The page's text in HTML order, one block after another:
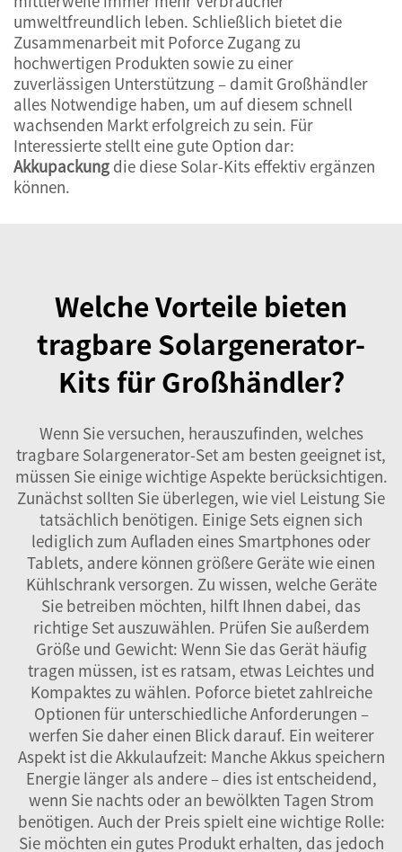
umweltfreundlich leben. Schließlich bietet die
Zusammenarbeit mit Poforce Zugang zu
hochwertigen Produkten sowie zu einer
zuverlässigen Unterstützung – damit Großhändler
alles Notwendige haben, um auf diesem schnell
wachsenden Markt erfolgreich zu sein. Für
Interessierte stellt eine gute Option dar:
Akkupackung die diese Solar-Kits effektiv ergänzen
können.
Welche Vorteile bieten
tragbare Solargenerator-
Kits für Großhändler?
Wenn Sie versuchen, herauszufinden, welches
tragbare Solargenerator-Set am besten geeignet ist,
müssen Sie einige wichtige Aspekte berücksichtigen.
Zunächst sollten Sie überlegen, wie viel Leistung Sie
tatsächlich benötigen. Einige Sets eignen sich
lediglich zum Aufladen eines Smartphones oder
Tablets, andere können größere Geräte wie einen
Kühlschrank versorgen. Zu wissen, welche Geräte
Sie betreiben möchten, hilft Ihnen dabei, das
richtige Set auszuwählen. Prüfen Sie außerdem
Größe und Gewicht: Wenn Sie das Gerät häufig
tragen müssen, ist es ratsam, etwas Leichtes und
Kompaktes zu wählen. Poforce bietet zahlreiche
Optionen für unterschiedliche Anforderungen –
werfen Sie daher einen Blick darauf. Ein weiterer
Aspekt ist die Akkulaufzeit: Manche Akkus speichern
Energie länger als andere – dies ist entscheidend,
wenn Sie nachts oder an bewölkten Tagen Strom
benötigen. Auch der Preis spielt eine wichtige Rolle:
Sie möchten ein gutes Produkt erhalten, das jedoch